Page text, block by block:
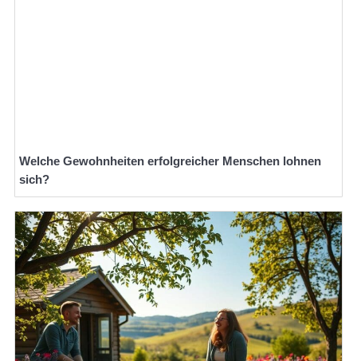
Welche Gewohnheiten erfolgreicher Menschen lohnen
sich?